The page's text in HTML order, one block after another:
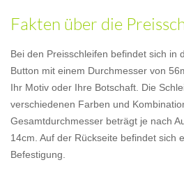
Fakten über die
Bei den Preisschleifen befindet sich in
Button mit einem Durchmesser von
Ihr Motiv oder Ihre Botschaft. Die
verschiedenen Farben und
Gesamtdurchmesser beträgt je nach
14cm. Auf der Rückseite befindet sich
Befestigung.